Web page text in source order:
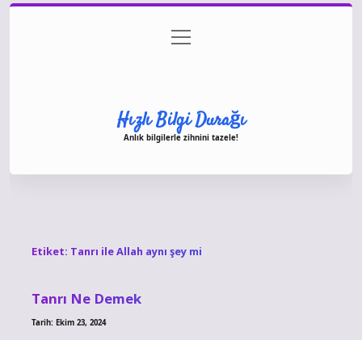
Gizlilik Politikası
menüyü
aç
Hızlı Bilgi Durağı
Anlık bilgilerle zihnini tazele!
Etiket: Tanrı ile Allah aynı şey mi
Tanrı Ne Demek
Tarih: Ekim 23, 2024